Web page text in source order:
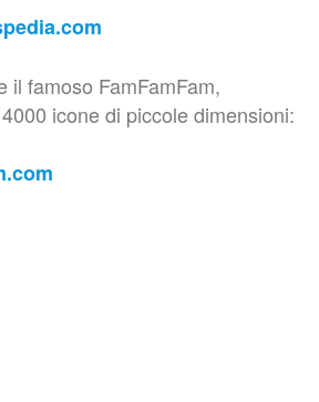
il famoso FamFamFam,
icone di piccole dimensioni: